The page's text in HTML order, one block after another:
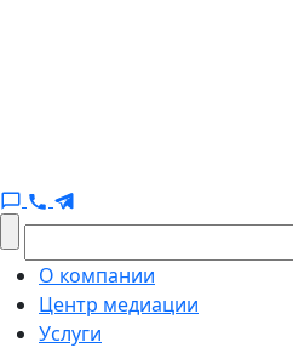
О компании
Центр медиации
Услуги